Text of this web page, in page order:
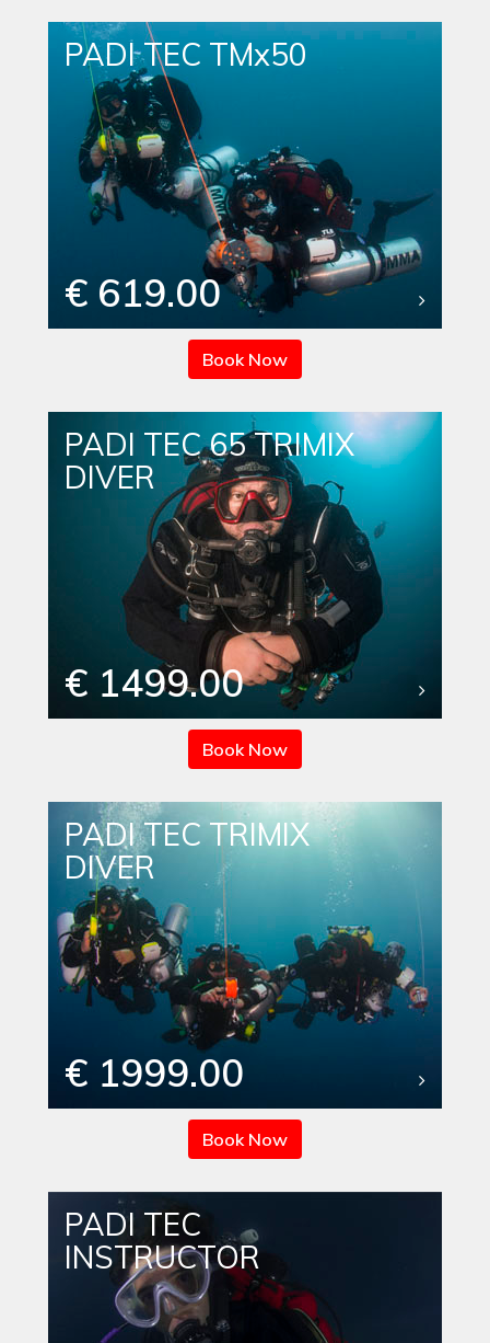
PADI TEC TMx50
€ 619.00
Book Now
PADI TEC 65 TRIMIX
DIVER
€ 1499.00
Book Now
PADI TEC TRIMIX
DIVER
€ 1999.00
Book Now
PADI TEC
INSTRUCTOR